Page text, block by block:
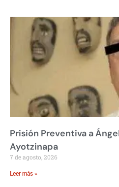
Prisión Preventiva a
Ayotzinapa
7 de agosto, 2026
Leer más »